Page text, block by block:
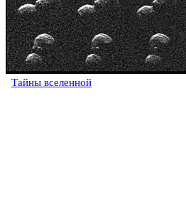
Тайны вселенной